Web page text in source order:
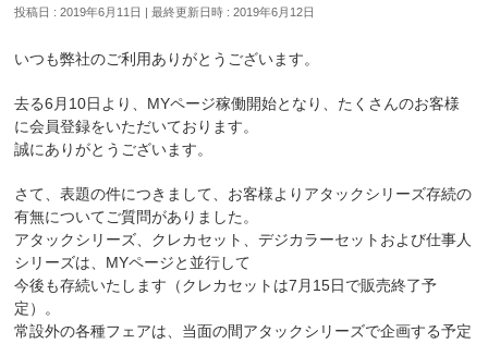
投稿日 : 2019年6月11日 最終更新日時 : 2019年6月12日
いつも弊社のご利用ありがとうございます。
去る6月10日より、MYページ稼働開始となり、たくさんのお客様
に会員登録をいただいております。
誠にありがとうございます。
さて、表題の件につきまして、お客様よりアタックシリーズ存続の
有無についてご質問がありました。
アタックシリーズ、クレカセット、デジカラーセットおよび仕事人
シリーズは、MYページと並行して
今後も存続いたします（クレカセットは7月15日で販売終了予
定）。
常設外の各種フェアは、当面の間アタックシリーズで企画する予定